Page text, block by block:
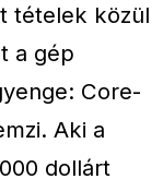
tételek közül
a gép
Core-
Aki a
dollárt